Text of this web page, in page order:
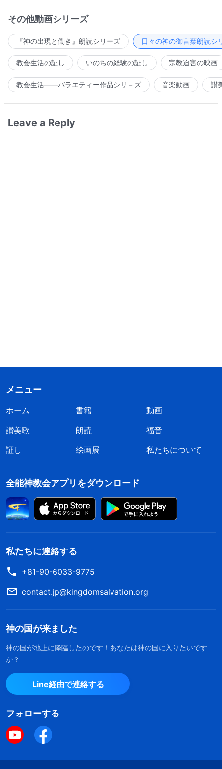
その他動画シリーズ
『神の出現と働き』朗読シリーズ 日々の神の御言葉朗読シ
教会生活の証し いのちの経験の証し 宗教迫害の映画
教会生活――バラエティー作品シリ－ズ 音楽動画 讃
Leave a Reply
メニュー
ホーム 書籍
動画
讃美歌
朗読
福音
証し
絵画展 私たちについて
全能神教会アプリをダウンロード
私たちに連絡する
+81-90-6033-9775
contact.jp@kingdomsalvation.org
神の国が来ました
神の国が地上に降臨したのです！あなたは神の国に入りたいです
か？
Line経由で連絡する
フォローする